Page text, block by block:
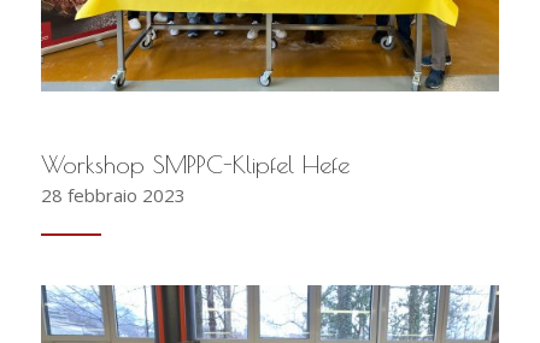
Workshop SMPPC-Klipfel Hefe
28 febbraio 2023